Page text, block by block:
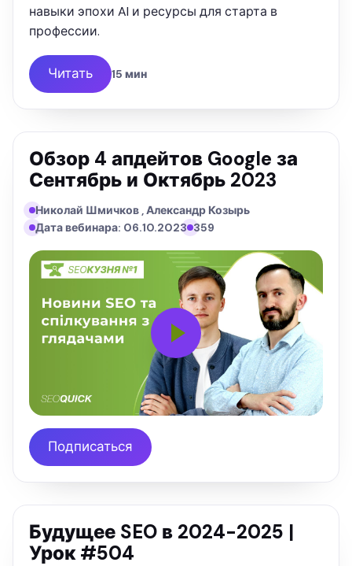
навыки эпохи AI и ресурсы для старта в
профессии.
Читать 15 мин
Обзор 4 апдейтов Google за
Сентябрь и Октябрь 2023
Николай Шмичков , Александр Козырь
Дата вебинара: 06.10.2023 359
Подписаться
Будущее SEO в 2024-2025 |
Урок #504